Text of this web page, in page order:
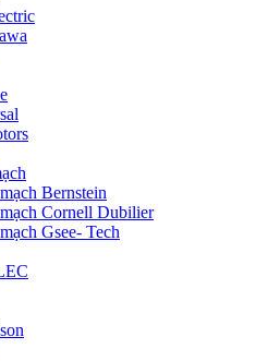
Bernstein
Cornell Dubilier
Gsee- Tech